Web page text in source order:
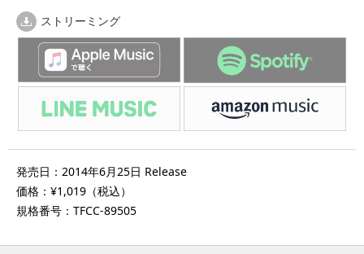
ストリーミング
発売日：2014年6月25日 Release
価格：¥1,019（税込）
規格番号：TFCC-89505